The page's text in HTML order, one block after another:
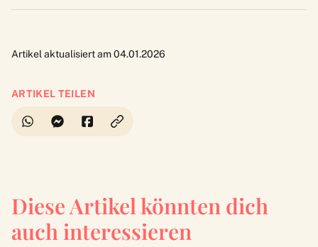
Artikel aktualisiert am 04.01.2026
ARTIKEL TEILEN
Diese Artikel könnten dich
auch interessieren